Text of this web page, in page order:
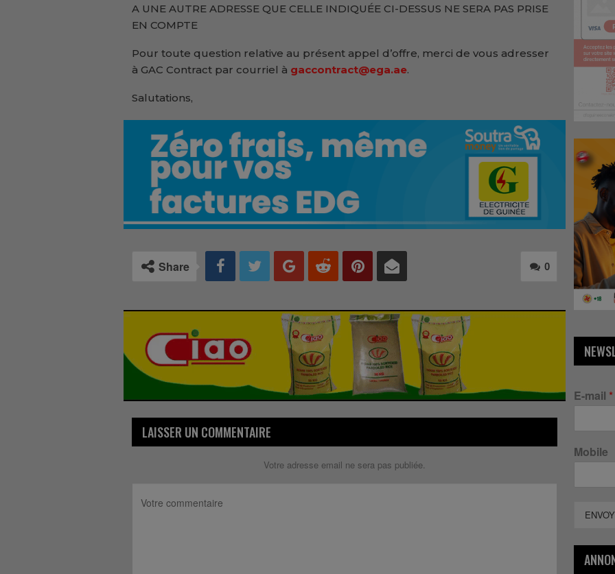
A UNE AUTRE ADRESSE QUE CELLE INDIQUÉE CI-DESSUS NE SERA PAS PRISE
EN COMPTE
Pour toute question relative au présent appel d’offre, merci de vous adresser
à GAC Contract par courriel à gaccontract@ega.ae.
Salutations,
0
Share
LAISSER UN COMMENTAIRE
Votre adresse email ne sera pas publiée.
E-mail *
Mobile